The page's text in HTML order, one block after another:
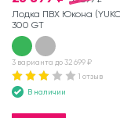
Лодка ПВХ Юкона
300 GT
3 варианта до 32 699 ₽
1 отзыв
В наличии